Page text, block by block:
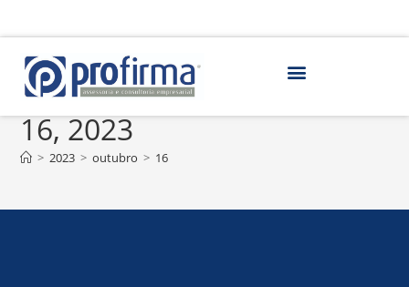
Arquivos diários: outubro
16, 2023
> 2023 > outubro > 16